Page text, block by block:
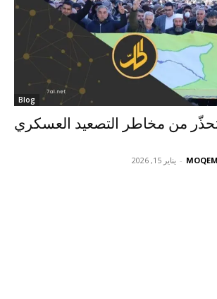
Blog
تحذّر من مخاطر التصعيد العسكري
- يناير 15, 2026